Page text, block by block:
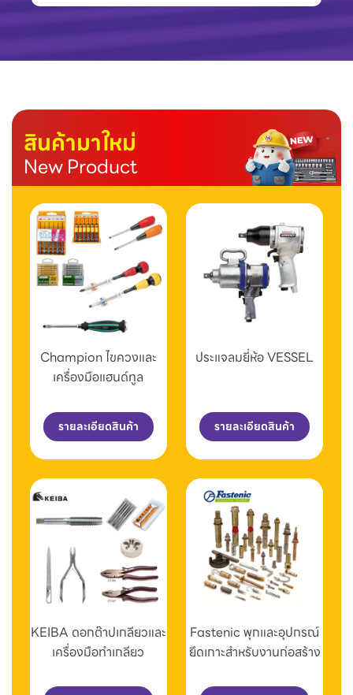
สินค้ามาใหม่
New Product
Champion ไขควงและ
เครื่องมือแฮนด์ทูล
รายละเอียดสินค้า
ประแจลมยี่ห้อ VESSEL
รายละเอียดสินค้า
KEIBA ดอกต๊าปเกลียวและ
เครื่องมือทำเกลียว
Fastenic พุกและอุปกรณ์
ยึดเกาะสำหรับงานก่อสร้าง